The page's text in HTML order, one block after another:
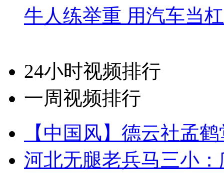
牛人练举重 用汽车当
24小时视频排行
一周视频排行
【中国风】德云社孟
河北无腿老兵马三小